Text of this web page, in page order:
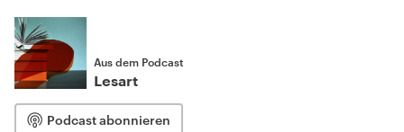
Aus dem Podcast
Lesart
Podcast abonnieren